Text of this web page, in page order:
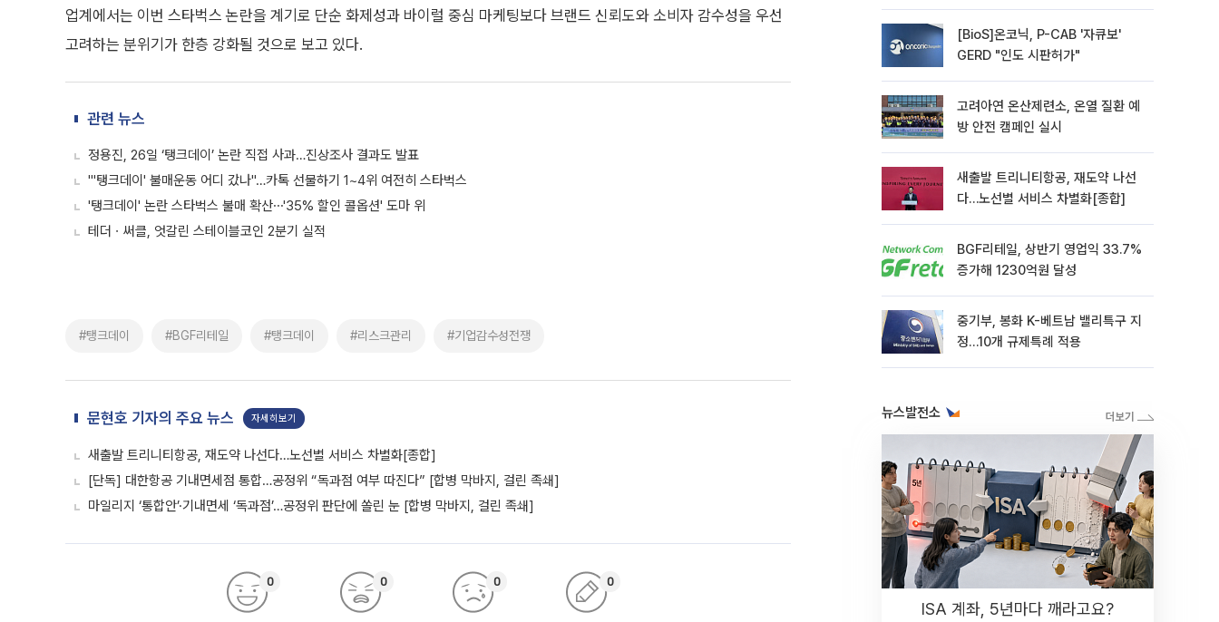
업계에서는 이번 스타벅스 논란을 계기로 단순 화제성과 바이럴 중심 마케팅보다 브랜드 신뢰도와 소비자 감수성을 우선
고려하는 분위기가 한층 강화될 것으로 보고 있다.
관련 뉴스
정용진, 26일 ‘탱크데이’ 논란 직접 사과…진상조사 결과도 발표
"'탱크데이' 불매운동 어디 갔나"…카톡 선물하기 1~4위 여전히 스타벅스
'탱크데이' 논란 스타벅스 불매 확산⋯'35% 할인 콜옵션' 도마 위
테더ㆍ써클, 엇갈린 스테이블코인 2분기 실적
#탱크데이 #BGF리테일 #탱크데이 #리스크관리 #기업감수성전쟁
문현호 기자의 주요 뉴스 자세히보기
새출발 트리니티항공, 재도약 나선다…노선별 서비스 차별화[종합]
[단독] 대한항공 기내면세점 통합…공정위 “독과점 여부 따진다” [합병 막바지, 걸린 족쇄]
마일리지 ‘통합안’·기내면세 ‘독과점’…공정위 판단에 쏠린 눈 [합병 막바지, 걸린 족쇄]
0 0 0 0
[BioS]온코닉, P-CAB '자큐보'
GERD "인도 시판허가"
고려아연 온산제련소, 온열 질환 예
방 안전 캠페인 실시
새출발 트리니티항공, 재도약 나선
다…노선별 서비스 차별화[종합]
BGF리테일, 상반기 영업익 33.7%
증가해 1230억원 달성
중기부, 봉화 K-베트남 밸리특구 지
정…10개 규제특례 적용
뉴스발전소
ISA 계좌, 5년마다 깨라고요?